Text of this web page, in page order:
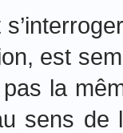
est
pas la
sens de